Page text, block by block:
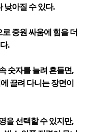
낮아질 수 있다.
중원 싸움에 힘을 더
.
숫자를 늘려 흔들면,
끌려 다니는 장면이
을 선택할 수 있지만,